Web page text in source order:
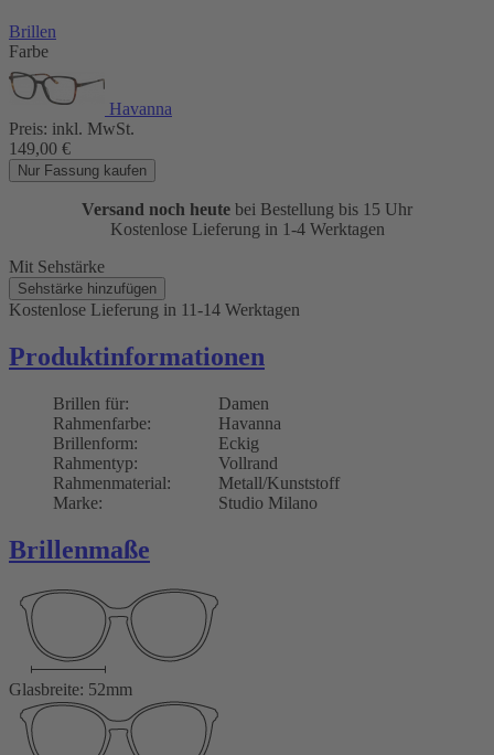
Brillen
Farbe
Havanna
Preis: inkl. MwSt.
149,00 €
Nur Fassung kaufen
Versand noch heute bei Bestellung bis 15 Uhr
Kostenlose Lieferung in 1-4 Werktagen
Mit Sehstärke
Sehstärke hinzufügen
Kostenlose Lieferung in 11-14 Werktagen
Produktinformationen
Brillen für:
Damen
Rahmenfarbe:
Havanna
Brillenform:
Eckig
Rahmentyp:
Vollrand
Rahmenmaterial:
Metall/Kunststoff
Marke:
Studio Milano
Brillenmaße
Glasbreite: 52mm